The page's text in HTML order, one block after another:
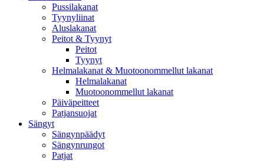
Pussilakanat
Tyynyliinat
Aluslakanat
Peitot & Tyynyt
Peitot
Tyynyt
Helmalakanat & Muotoonommellut lakanat
Helmalakanat
Muotoonommellut lakanat
Päiväpeitteet
Patjansuojat
Sängyt
Sängynpäädyt
Sängynrungot
Patjat